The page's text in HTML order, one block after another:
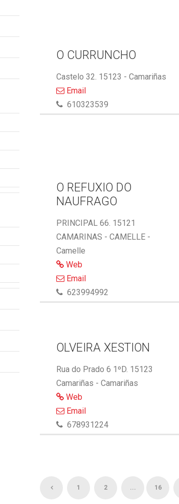
O CURRUNCHO
Castelo 32. 15123 - Camariñas
Email
610323539
O REFUXIO DO
NAUFRAGO
PRINCIPAL 66. 15121
CAMARINAS - CAMELLE -
Camelle
Web
Email
623994992
OLVEIRA XESTION
Rua do Prado 6 1ºD. 15123
Camariñas - Camariñas
Web
Email
678931224
1 2 ... 16